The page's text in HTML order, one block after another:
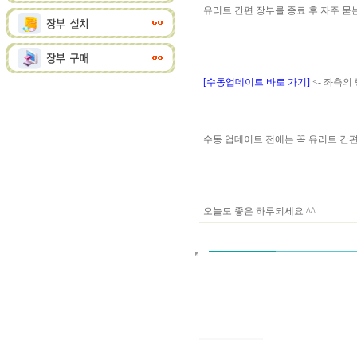
유리트 간편 장부를 종료 후 자주
[수동업데이트 바로 가기] <- 좌측의
수동 업데이트 전에는 꼭 유리트 간
오늘도 좋은 하루되세요 ^^